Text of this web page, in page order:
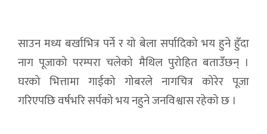
साउन मध्य बर्खाभित्र पर्ने र यो बेला सर्पादिको भय हुने हुँदा
नाग पूजाको परम्परा चलेको मैथिल पुरोहित बताउँछन् ।
घरको भित्तामा गाईको गोबरले नागचित्र कोरेर पूजा
गरिएपछि वर्षभरि सर्पको भय नहुने जनविश्वास रहेको छ ।